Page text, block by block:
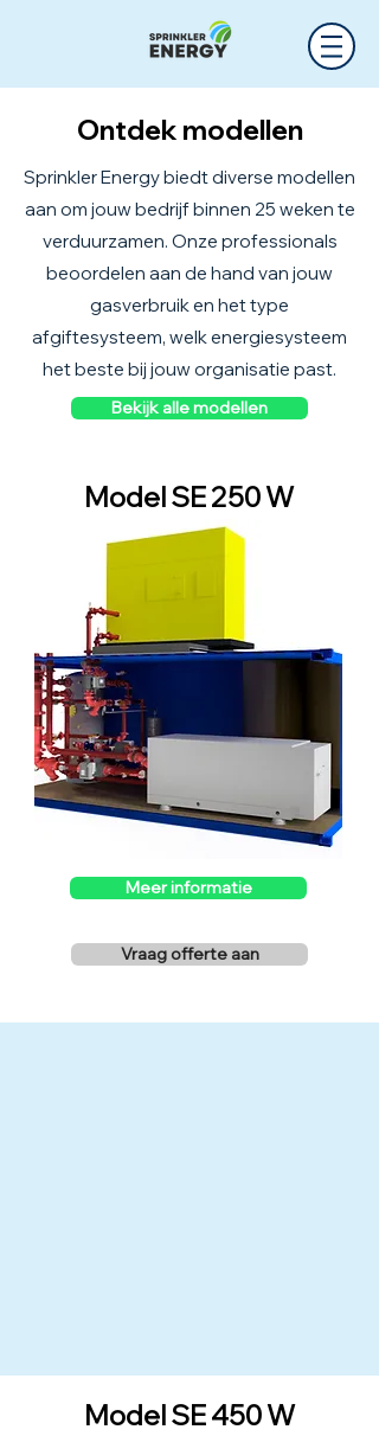
Ontdek modellen
Sprinkler Energy biedt diverse modellen
aan om jouw bedrijf binnen 25 weken te
verduurzamen. Onze professionals
beoordelen aan de hand van jouw
gasverbruik en het type
afgiftesysteem, welk energiesysteem
het beste bij jouw organisatie past.
Bekijk alle modellen
Model SE 250 W
Meer informatie
Vraag offerte aan
Model SE 450 W